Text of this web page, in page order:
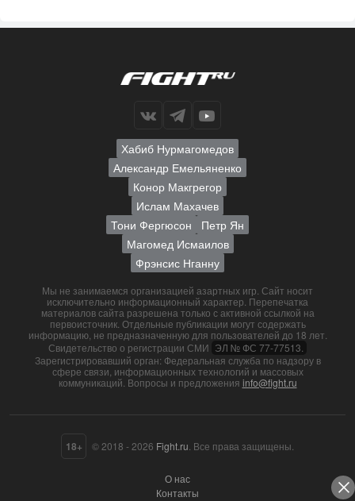
Хабиб Нурмагомедов
Александр Емельяненко
Конор Макгрегор
Ислам Махачев
Тони Фергюсон
Петр Ян
Магомед Исмаилов
Фрэнсис Нганну
Мы не занимаемся организацией азартных игр. Сайт носит
исключительно информационный характер. Перепечатка
материалов сайта разрешена только с активной ссылкой на
первоисточник. Отдельные публикации могут содержать
информацию, не предназначенную для пользователей до 18 лет.
Свидетельство о регистрации СМИ ЭЛ № ФС 77-77513.
Зарегистрировавший орган: Федеральная служба по надзору в
сфере связи, информационных технологий и массовых
коммуникаций. Вопросы и предложения info@fight.ru
18+ © 2018 - 2026 Fight.ru . Все права защищены.
О нас
Контакты